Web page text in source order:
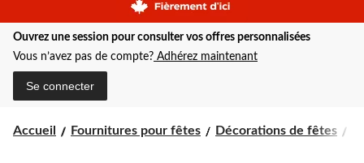
Party
City,
courament
Ouvert,
cliquer
Ouvrez une session pour consulter vos offres personnalisées
Vous n’avez pas de compte? Adhérez maintenant
Se connecter
Accueil Fournitures pour fêtes Décorations de fêtes